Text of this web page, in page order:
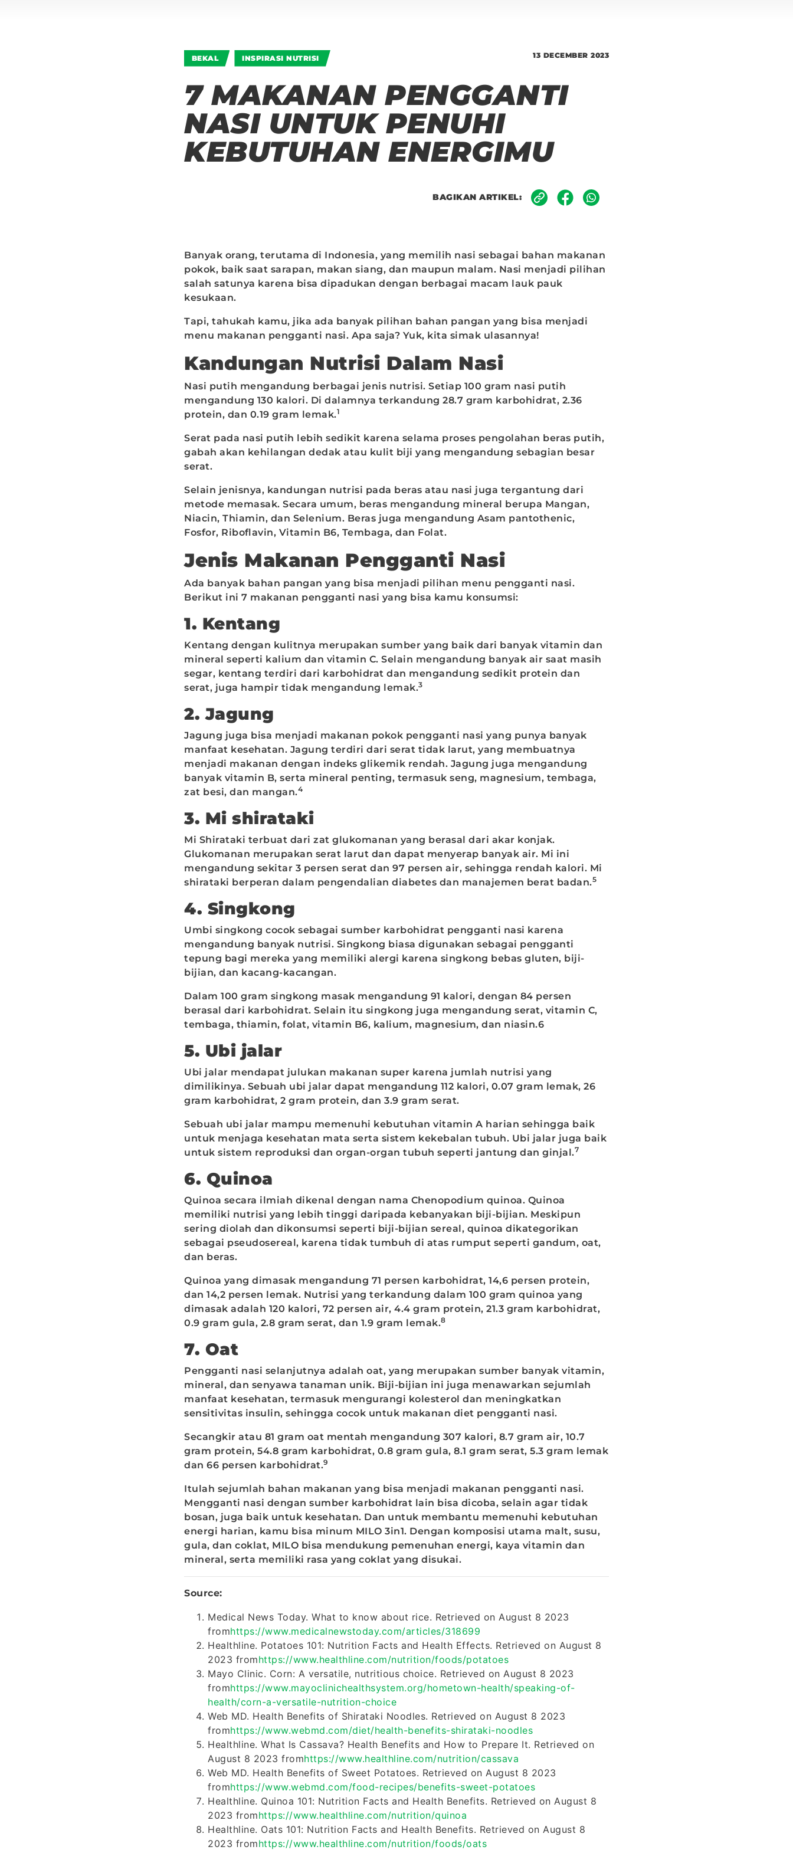
BEKAL INSPIRASI NUTRISI 13 DECEMBER 2023
7 MAKANAN PENGGANTI
NASI UNTUK PENUHI
KEBUTUHAN ENERGIMU
BAGIKAN ARTIKEL:
Banyak orang, terutama di Indonesia, yang memilih nasi sebagai bahan makanan
pokok, baik saat sarapan, makan siang, dan maupun malam. Nasi menjadi pilihan
salah satunya karena bisa dipadukan dengan berbagai macam lauk pauk
kesukaan.
Tapi, tahukah kamu, jika ada banyak pilihan bahan pangan yang bisa menjadi
menu makanan pengganti nasi. Apa saja? Yuk, kita simak ulasannya!
Kandungan Nutrisi Dalam Nasi
Nasi putih mengandung berbagai jenis nutrisi. Setiap 100 gram nasi putih
mengandung 130 kalori. Di dalamnya terkandung 28.7 gram karbohidrat, 2.36
protein, dan 0.19 gram lemak.1
Serat pada nasi putih lebih sedikit karena selama proses pengolahan beras putih,
gabah akan kehilangan dedak atau kulit biji yang mengandung sebagian besar
serat.
Selain jenisnya, kandungan nutrisi pada beras atau nasi juga tergantung dari
metode memasak. Secara umum, beras mengandung mineral berupa Mangan,
Niacin, Thiamin, dan Selenium. Beras juga mengandung Asam pantothenic,
Fosfor, Riboflavin, Vitamin B6, Tembaga, dan Folat.
Jenis Makanan Pengganti Nasi
Ada banyak bahan pangan yang bisa menjadi pilihan menu pengganti nasi.
Berikut ini 7 makanan pengganti nasi yang bisa kamu konsumsi:
1. Kentang
Kentang dengan kulitnya merupakan sumber yang baik dari banyak vitamin dan
mineral seperti kalium dan vitamin C. Selain mengandung banyak air saat masih
segar, kentang terdiri dari karbohidrat dan mengandung sedikit protein dan
serat, juga hampir tidak mengandung lemak.3
2. Jagung
Jagung juga bisa menjadi makanan pokok pengganti nasi yang punya banyak
manfaat kesehatan. Jagung terdiri dari serat tidak larut, yang membuatnya
menjadi makanan dengan indeks glikemik rendah. Jagung juga mengandung
banyak vitamin B, serta mineral penting, termasuk seng, magnesium, tembaga,
zat besi, dan mangan.4
3. Mi shirataki
Mi Shirataki terbuat dari zat glukomanan yang berasal dari akar konjak.
Glukomanan merupakan serat larut dan dapat menyerap banyak air. Mi ini
mengandung sekitar 3 persen serat dan 97 persen air, sehingga rendah kalori. Mi
shirataki berperan dalam pengendalian diabetes dan manajemen berat badan.5
4. Singkong
Umbi singkong cocok sebagai sumber karbohidrat pengganti nasi karena
mengandung banyak nutrisi. Singkong biasa digunakan sebagai pengganti
tepung bagi mereka yang memiliki alergi karena singkong bebas gluten, biji-
bijian, dan kacang-kacangan.
Dalam 100 gram singkong masak mengandung 91 kalori, dengan 84 persen
berasal dari karbohidrat. Selain itu singkong juga mengandung serat, vitamin C,
tembaga, thiamin, folat, vitamin B6, kalium, magnesium, dan niasin.6
5. Ubi jalar
Ubi jalar mendapat julukan makanan super karena jumlah nutrisi yang
dimilikinya. Sebuah ubi jalar dapat mengandung 112 kalori, 0.07 gram lemak, 26
gram karbohidrat, 2 gram protein, dan 3.9 gram serat.
Sebuah ubi jalar mampu memenuhi kebutuhan vitamin A harian sehingga baik
untuk menjaga kesehatan mata serta sistem kekebalan tubuh. Ubi jalar juga baik
untuk sistem reproduksi dan organ-organ tubuh seperti jantung dan ginjal.7
6. Quinoa
Quinoa secara ilmiah dikenal dengan nama Chenopodium quinoa. Quinoa
memiliki nutrisi yang lebih tinggi daripada kebanyakan biji-bijian. Meskipun
sering diolah dan dikonsumsi seperti biji-bijian sereal, quinoa dikategorikan
sebagai pseudosereal, karena tidak tumbuh di atas rumput seperti gandum, oat,
dan beras.
Quinoa yang dimasak mengandung 71 persen karbohidrat, 14,6 persen protein,
dan 14,2 persen lemak. Nutrisi yang terkandung dalam 100 gram quinoa yang
dimasak adalah 120 kalori, 72 persen air, 4.4 gram protein, 21.3 gram karbohidrat,
0.9 gram gula, 2.8 gram serat, dan 1.9 gram lemak.8
7. Oat
Pengganti nasi selanjutnya adalah oat, yang merupakan sumber banyak vitamin,
mineral, dan senyawa tanaman unik. Biji-bijian ini juga menawarkan sejumlah
manfaat kesehatan, termasuk mengurangi kolesterol dan meningkatkan
sensitivitas insulin, sehingga cocok untuk makanan diet pengganti nasi.
Secangkir atau 81 gram oat mentah mengandung 307 kalori, 8.7 gram air, 10.7
gram protein, 54.8 gram karbohidrat, 0.8 gram gula, 8.1 gram serat, 5.3 gram lemak
dan 66 persen karbohidrat.9
Itulah sejumlah bahan makanan yang bisa menjadi makanan pengganti nasi.
Mengganti nasi dengan sumber karbohidrat lain bisa dicoba, selain agar tidak
bosan, juga baik untuk kesehatan. Dan untuk membantu memenuhi kebutuhan
energi harian, kamu bisa minum MILO 3in1. Dengan komposisi utama malt, susu,
gula, dan coklat, MILO bisa mendukung pemenuhan energi, kaya vitamin dan
mineral, serta memiliki rasa yang coklat yang disukai.
Source:
Medical News Today. What to know about rice. Retrieved on August 8 2023
fromhttps://www.medicalnewstoday.com/articles/318699
Healthline. Potatoes 101: Nutrition Facts and Health Effects. Retrieved on August 8
2023 fromhttps://www.healthline.com/nutrition/foods/potatoes
Mayo Clinic. Corn: A versatile, nutritious choice. Retrieved on August 8 2023
fromhttps://www.mayoclinichealthsystem.org/hometown-health/speaking-of-
health/corn-a-versatile-nutrition-choice
Web MD. Health Benefits of Shirataki Noodles. Retrieved on August 8 2023
fromhttps://www.webmd.com/diet/health-benefits-shirataki-noodles
Healthline. What Is Cassava? Health Benefits and How to Prepare It. Retrieved on
August 8 2023 fromhttps://www.healthline.com/nutrition/cassava
Web MD. Health Benefits of Sweet Potatoes. Retrieved on August 8 2023
fromhttps://www.webmd.com/food-recipes/benefits-sweet-potatoes
Healthline. Quinoa 101: Nutrition Facts and Health Benefits. Retrieved on August 8
2023 fromhttps://www.healthline.com/nutrition/quinoa
Healthline. Oats 101: Nutrition Facts and Health Benefits. Retrieved on August 8
2023 fromhttps://www.healthline.com/nutrition/foods/oats